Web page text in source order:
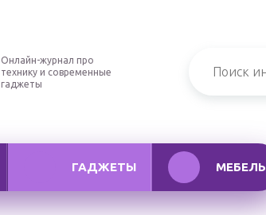
Онлайн-журнал про
технику и современные
гаджеты
ГАДЖЕТЫ МЕБЕЛЬ